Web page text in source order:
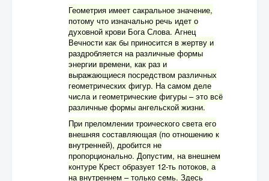
Геометрия имеет сакральное значение,
потому что изначально речь идет о
духовной крови Бога Слова. Агнец
Вечности как бы приносится в жертву и
раздробляется на различные формы
энергии времени, как раз и
выражающиеся посредством различных
геометрических фигур. На самом деле
числа и геометрические фигуры – это всё
различные формы ангельской жизни.
При преломлении троического света его
внешняя составляющая (по отношению к
внутренней), дробится не
пропорционально. Допустим, на внешнем
контуре Крест образует 12-ть потоков, а
на внутреннем – только семь. Здесь